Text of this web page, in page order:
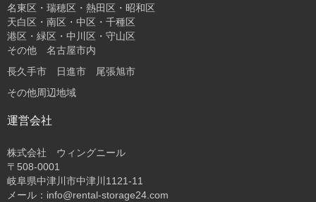
名東区・瑞穂区・熱田区・昭和区
天白区・南区・中区・千種区
港区・緑区・中川区・守山区
その他 名古屋市内
長久手市 日進市 尾張旭市
その他周辺地域
運営会社
株式会社 ウィングニール
〒508-0001
岐阜県中津川市中津川1121-11
メール：info@rental-storage24.com